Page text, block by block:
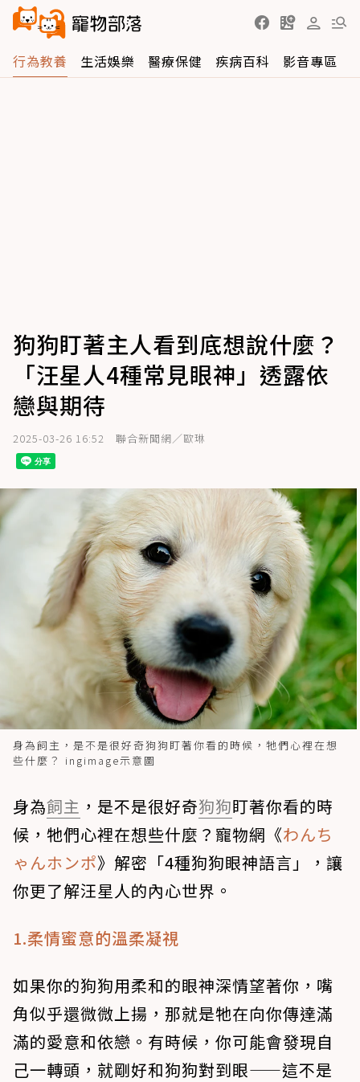
行為教養 生活娛樂 醫療保健 疾病百科 影音專區
狗狗盯著主人看到底想說什麼？
「汪星人4種常見眼神」透露依
戀與期待
2025-03-26 16:52 聯合新聞網／歐琳
身為飼主，是不是很好奇狗狗盯著你看的時候，牠們心裡在想
些什麼？ ingimage示意圖
身為飼主 ，是不是很好奇狗狗盯著你看的時
候，牠們心裡在想些什麼？寵物網《わんち
ゃんホンポ》解密「4種狗狗眼神語言」，讓
你更了解汪星人的內心世界。
1.柔情蜜意的溫柔凝視
如果你的狗狗用柔和的眼神深情望著你，嘴
角似乎還微微上揚，那就是牠在向你傳達滿
滿的愛意和依戀。有時候，你可能會發現自
己一轉頭，就剛好和狗狗對到眼——這不是